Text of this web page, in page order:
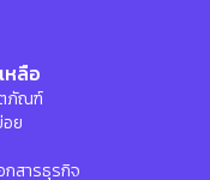
หลือ
ภัณฑ์
ย
กสารธุรกิจ